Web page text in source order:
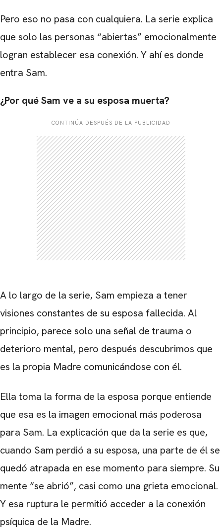
Pero eso no pasa con cualquiera. La serie explica
que solo las personas “abiertas” emocionalmente
logran establecer esa conexión. Y ahí es donde
entra Sam.
¿Por qué Sam ve a su esposa muerta?
CONTINÚA DESPUÉS DE LA PUBLICIDAD
A lo largo de la serie, Sam empieza a tener
visiones constantes de su esposa fallecida. Al
principio, parece solo una señal de trauma o
deterioro mental, pero después descubrimos que
es la propia Madre comunicándose con él.
Ella toma la forma de la esposa porque entiende
que esa es la imagen emocional más poderosa
para Sam. La explicación que da la serie es que,
cuando Sam perdió a su esposa, una parte de él se
quedó atrapada en ese momento para siempre. Su
mente “se abrió”, casi como una grieta emocional.
Y esa ruptura le permitió acceder a la conexión
psíquica de la Madre.